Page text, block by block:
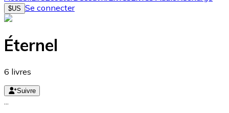
$US Se connecter
Éternel
6 livres
Suivre